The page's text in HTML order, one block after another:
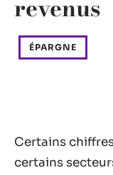
revenus
ÉPARGNE
Certains
certains